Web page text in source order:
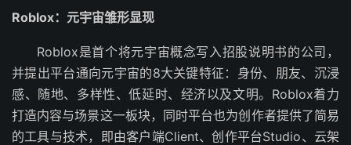
Roblox：元宇宙雏形显现
Roblox是首个将元宇宙概念写入招股说明书的公司，
并提出平台通向元宇宙的8大关键特征：身份、朋友、沉浸
感、随地、多样性、低延时、经济以及文明。Roblox着力
打造内容与场景这一板块，同时平台也为创作者提供了简易
的工具与技术，即由客户端Client、创作平台Studio、云架